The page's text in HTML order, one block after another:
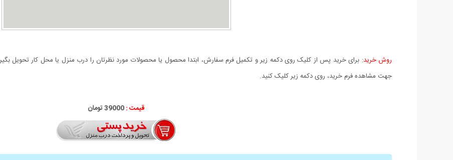
روش خرید: برای خرید پس از کلیک روی دکمه زیر و تکمیل فرم سفارش، ابتدا محصول یا محصولات مورد نظرتان را درب منزل یا محل کار تحویل
جهت مشاهده فرم خرید، روی دکمه زیر کلیک کنید.
قیمت :39000 تومان